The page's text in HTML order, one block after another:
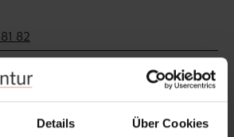
Details Über Cookies
82